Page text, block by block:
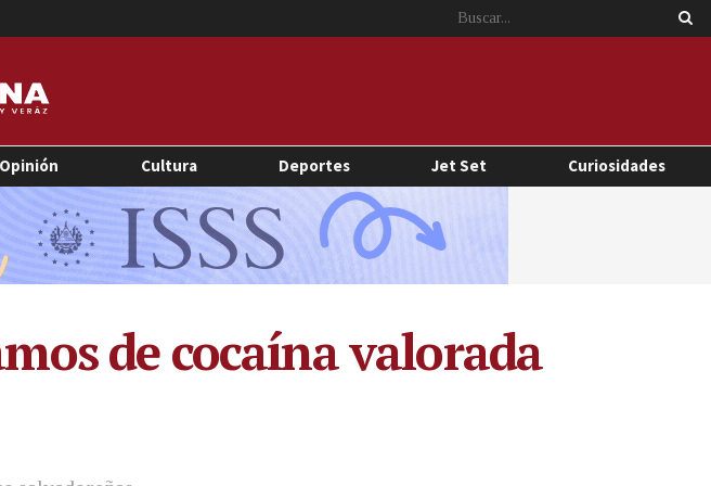
Opinión Cultura Deportes Jet Set Curiosidades
de cocaína valorada